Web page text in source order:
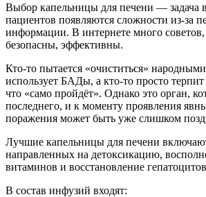
Выбор капельницы для печени — задача
пациентов появляются сложности из-за
информации. В интернете много
безопасны, эффективны.
Кто-то пытается «очиститься»
использует БАДы, а кто-то просто
что «само пройдёт». Однако это орган,
последнего, и к моменту проявления
поражения может быть уже слишком
Лучшие капельницы для печени
направленных на детоксикацию,
витаминов и восстановление
В состав инфузий входят: